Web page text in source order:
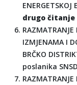
ENERGETSKOJ
drugo čitanje
RAZMATRANJE
IZMJENAMA I
BRČKO
poslanika
RAZMATRANJE